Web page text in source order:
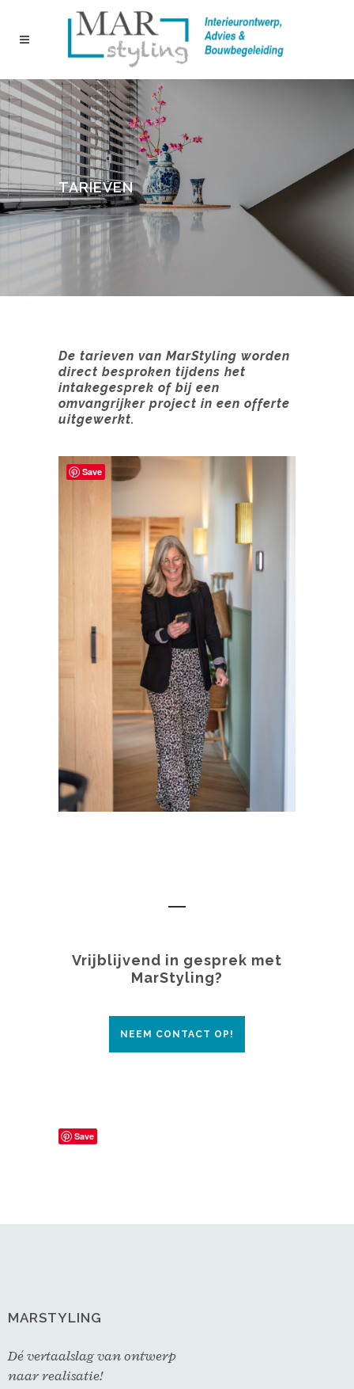
TARIEVEN
De tarieven van MarStyling worden
direct besproken tijdens het
intakegesprek of bij een
omvangrijker project in een offerte
uitgewerkt.
Vrijblijvend in gesprek met
MarStyling?
NEEM CONTACT OP!
Save
MARSTYLING
Dé vertaalslag van ontwerp
naar realisatie!
Save